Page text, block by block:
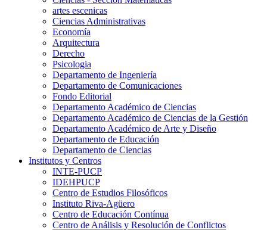
artes escenicas
Ciencias Administrativas
Economía
Arquitectura
Derecho
Psicologia
Departamento de Ingeniería
Departamento de Comunicaciones
Fondo Editorial
Departamento Académico de Ciencias
Departamento Académico de Ciencias de la Gestión
Departamento Académico de Arte y Diseño
Departamento de Educación
Departamento de Ciencias
Institutos y Centros
INTE-PUCP
IDEHPUCP
Centro de Estudios Filosóficos
Instituto Riva-Agüero
Centro de Educación Contínua
Centro de Análisis y Resolución de Conflictos